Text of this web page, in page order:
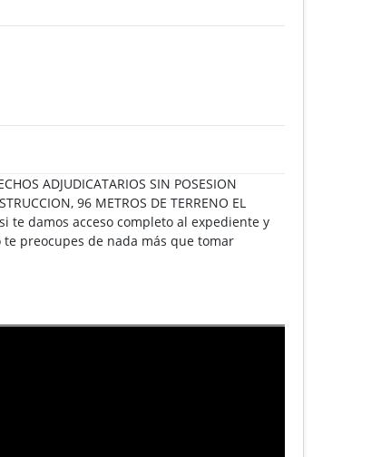
ADJUDICATARIOS SIN POSESION
96 METROS DE TERRENO EL
te damos acceso completo al expediente y
preocupes de nada más que tomar